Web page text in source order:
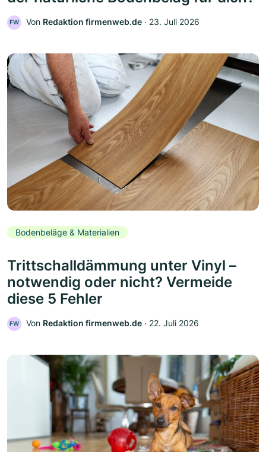
FW Von Redaktion firmenweb.de ‧ 23. Juli 2026
Bodenbeläge & Materialien
Trittschalldämmung unter Vinyl –
notwendig oder nicht? Vermeide
diese 5 Fehler
FW Von Redaktion firmenweb.de ‧ 22. Juli 2026